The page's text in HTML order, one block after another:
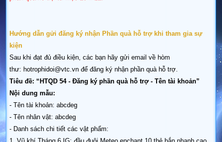
​Hướng dẫn gửi đăng ký nhận Phần quà hỗ trợ khi tham gia sự
kiện
Sau khi đạt đủ điều kiện, các bạn hãy gửi email về hòm
thư: hotrophidoi@vtc.vn để đăng ký nhận phần quà hỗ trợ.
Tiêu đề: “HTQD 54 - Đăng ký phần quà hỗ trợ - Tên tài khoản”
Nội dung mẫu:
- Tên tài khoản: abcdeg
- Tên nhân vật: abcdeg
- Danh sách chi tiết các vật phẩm: